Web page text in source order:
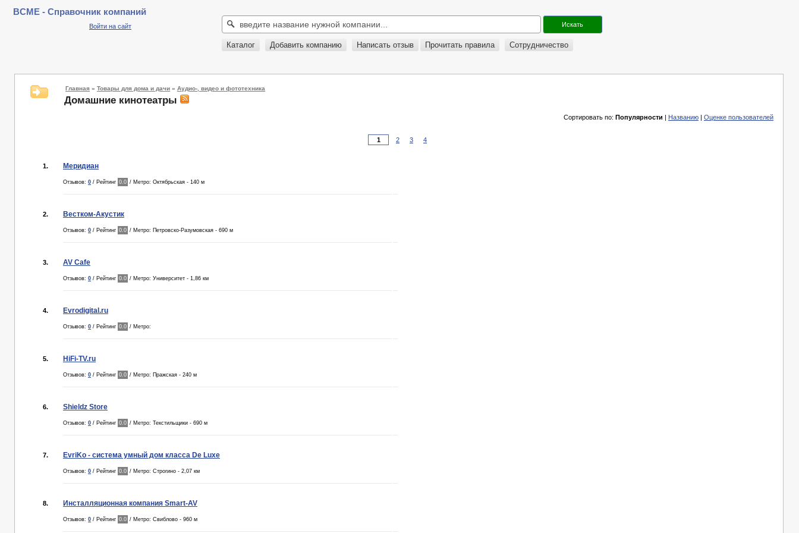
BCME - Справочник компаний
Войти на сайт
Каталог Добавить компанию Написать отзыв Прочитать правила Сотрудничество
Главная » Товары для дома и дачи » Аудио-, видео и фототехника
Домашние кинотеатры
Сортировать по: Популярности | Названию | Оценке пользователей
2 3 4
1. Меридиан
Отзывов: 0 / Рейтинг 0.0 / Метро: Октябрьская - 140 м
2. Вестком-Акустик
Отзывов: 0 / Рейтинг 0.0 / Метро: Петровско-Разумовская - 690 м
3. AV Cafe
Отзывов: 0 / Рейтинг 0.0 / Метро: Университет - 1,86 км
4. Evrodigital.ru
Отзывов: 0 / Рейтинг 0.0 / Метро:
5. HiFi-TV.ru
Отзывов: 0 / Рейтинг 0.0 / Метро: Пражская - 240 м
6. Shieldz Store
Отзывов: 0 / Рейтинг 0.0 / Метро: Текстильщики - 690 м
7. EvriKo - система умный дом класса De Luxe
Отзывов: 0 / Рейтинг 0.0 / Метро: Строгино - 2,07 км
8. Инсталляционная компания Smart-AV
Отзывов: 0 / Рейтинг 0.0 / Метро: Свиблово - 960 м